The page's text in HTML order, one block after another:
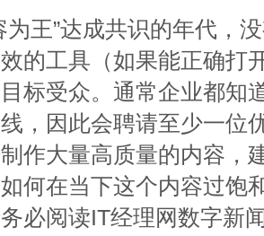
为王”达成共识的年代，
的工具（如果能正确打
标受众。通常企业都知
，因此会聘请至少一位
作大量高质量的内容，
何在当下这个内容过饱
必阅读IT经理网数字新